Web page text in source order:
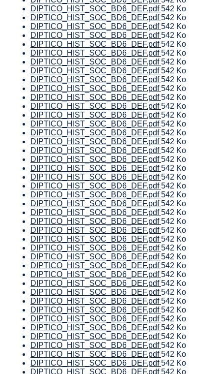
DIPTICO_HIST_SOC_BD6_DEF.pdf542 Ko
DIPTICO_HIST_SOC_BD6_DEF.pdf542 Ko
DIPTICO_HIST_SOC_BD6_DEF.pdf542 Ko
DIPTICO_HIST_SOC_BD6_DEF.pdf542 Ko
DIPTICO_HIST_SOC_BD6_DEF.pdf542 Ko
DIPTICO_HIST_SOC_BD6_DEF.pdf542 Ko
DIPTICO_HIST_SOC_BD6_DEF.pdf542 Ko
DIPTICO_HIST_SOC_BD6_DEF.pdf542 Ko
DIPTICO_HIST_SOC_BD6_DEF.pdf542 Ko
DIPTICO_HIST_SOC_BD6_DEF.pdf542 Ko
DIPTICO_HIST_SOC_BD6_DEF.pdf542 Ko
DIPTICO_HIST_SOC_BD6_DEF.pdf542 Ko
DIPTICO_HIST_SOC_BD6_DEF.pdf542 Ko
DIPTICO_HIST_SOC_BD6_DEF.pdf542 Ko
DIPTICO_HIST_SOC_BD6_DEF.pdf542 Ko
DIPTICO_HIST_SOC_BD6_DEF.pdf542 Ko
DIPTICO_HIST_SOC_BD6_DEF.pdf542 Ko
DIPTICO_HIST_SOC_BD6_DEF.pdf542 Ko
DIPTICO_HIST_SOC_BD6_DEF.pdf542 Ko
DIPTICO_HIST_SOC_BD6_DEF.pdf542 Ko
DIPTICO_HIST_SOC_BD6_DEF.pdf542 Ko
DIPTICO_HIST_SOC_BD6_DEF.pdf542 Ko
DIPTICO_HIST_SOC_BD6_DEF.pdf542 Ko
DIPTICO_HIST_SOC_BD6_DEF.pdf542 Ko
DIPTICO_HIST_SOC_BD6_DEF.pdf542 Ko
DIPTICO_HIST_SOC_BD6_DEF.pdf542 Ko
DIPTICO_HIST_SOC_BD6_DEF.pdf542 Ko
DIPTICO_HIST_SOC_BD6_DEF.pdf542 Ko
DIPTICO_HIST_SOC_BD6_DEF.pdf542 Ko
DIPTICO_HIST_SOC_BD6_DEF.pdf542 Ko
DIPTICO_HIST_SOC_BD6_DEF.pdf542 Ko
DIPTICO_HIST_SOC_BD6_DEF.pdf542 Ko
DIPTICO_HIST_SOC_BD6_DEF.pdf542 Ko
DIPTICO_HIST_SOC_BD6_DEF.pdf542 Ko
DIPTICO_HIST_SOC_BD6_DEF.pdf542 Ko
DIPTICO_HIST_SOC_BD6_DEF.pdf542 Ko
DIPTICO_HIST_SOC_BD6_DEF.pdf542 Ko
DIPTICO_HIST_SOC_BD6_DEF.pdf542 Ko
DIPTICO_HIST_SOC_BD6_DEF.pdf542 Ko
DIPTICO_HIST_SOC_BD6_DEF.pdf542 Ko
DIPTICO_HIST_SOC_BD6_DEF.pdf542 Ko
DIPTICO_HIST_SOC_BD6_DEF.pdf542 Ko